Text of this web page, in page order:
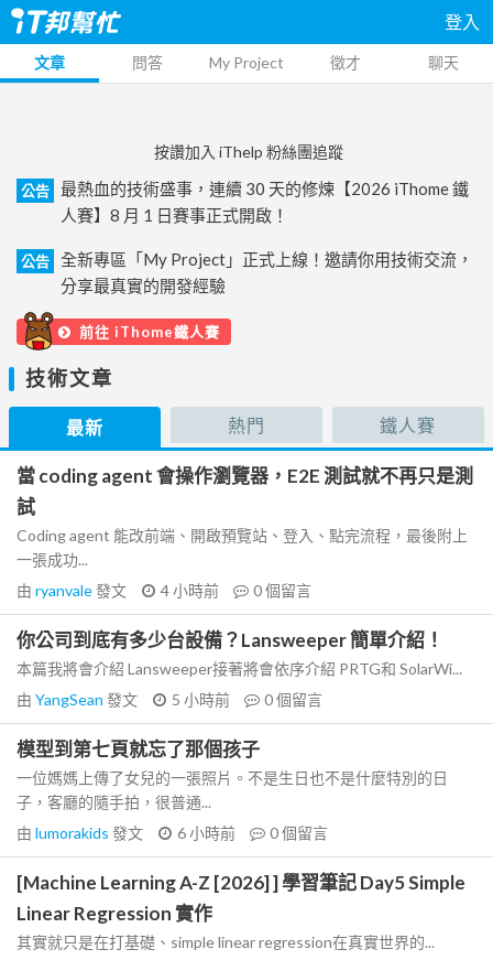
登入
文章 問答 My Project 徵才 聊天
按讚加入 iThelp 粉絲團追蹤
公告
最熱血的技術盛事，連續 30 天的修煉【2026 iThome 鐵
人賽】8 月 1 日賽事正式開啟！
公告
全新專區「My Project」正式上線！邀請你用技術交流，
分享最真實的開發經驗
前往 iThome鐵人賽
技術文章
最新 熱門 鐵人賽
當 coding agent 會操作瀏覽器，E2E 測試就不再只是測
試
Coding agent 能改前端、開啟預覽站、登入、點完流程，最後附上
一張成功...
由 ryanvale發文 4 小時前 0個留言
你公司到底有多少台設備？Lansweeper 簡單介紹！
本篇我將會介紹 Lansweeper接著將會依序介紹 PRTG和 SolarWi...
由 YangSean 發文 5 小時前 0個留言
模型到第七頁就忘了那個孩子
一位媽媽上傳了女兒的一張照片。不是生日也不是什麼特別的日
子，客廳的隨手拍，很普通...
由 lumorakids 發文 6 小時前 0個留言
[Machine Learning A-Z [2026] ] 學習筆記 Day5 Simple
Linear Regression 實作
其實就只是在打基礎、simple linear regression在真實世界的...